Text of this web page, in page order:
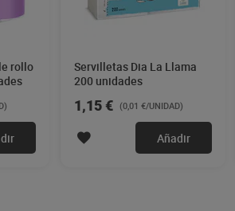
rollo
Servilletas Dia La Llama
200 unidades
1,15 € (0,01 €/UNIDAD)
Añadir